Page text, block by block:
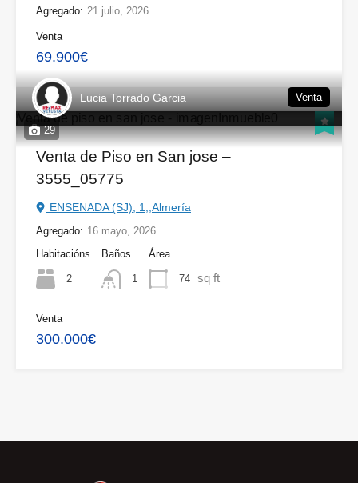
Agregado: 21 julio, 2026
Venta
69.900€
29
Lucia Torrado Garcia Venta
Venta de Piso en San jose –
3555_05775
ENSENADA (SJ), 1,,Almería
Agregado: 16 mayo, 2026
Habitacións
2
Baños
1
Área
74 sq ft
Venta
300.000€